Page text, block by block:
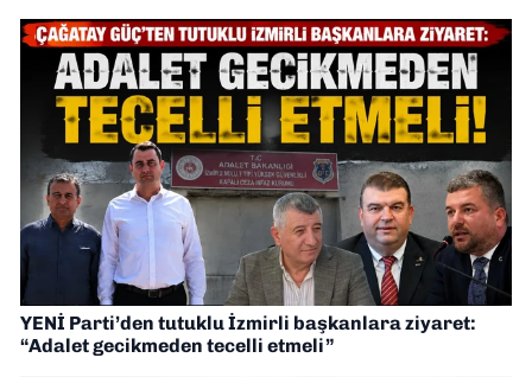
YENİ Parti’den tutuklu İzmirli başkanlara ziyaret:
“Adalet gecikmeden tecelli etmeli”